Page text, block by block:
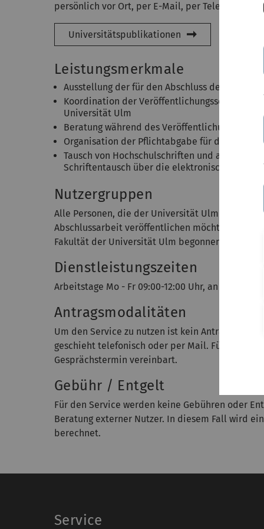
persönlich vor Ort, per E-Mail, per Telefon oder
Universitätspublikationen
Leistungsmerkmale
Ausstellung der für den Abschluss des
Koordination der Veröffentlichungsschritte in
Universität Ulm
Beratung während des
Organisation der Pflichtabgabe für die
Tausch von Hochschulschriften und anderem
Schriftentausch über die elektronische
Nutzergruppen
Alle Personen, die der Universität Ulm
Abschlussarbeit veröffentlichen möchten: z.B.
Fakultät der Universität Ulm begonnen haben
Dienstleistungszeiten
Arbeitstage Mo - Fr 09:00-12:00 Uhr, an
Antragsmodalitäten
Um den Service zu nutzen ist kein Antrag
geschieht telefonisch oder per Mail. Für
Gesprächstermin vereinbart.
Gebühr / Entgelt
Für den Service werden keine Gebühren oder
Beratung externer Nutzer. In diesem Fall wird
berechnet.
Service